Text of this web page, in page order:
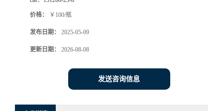
线
价格： ￥100/瓶
发布日期： 2025-05-09
更新日期： 2026-08-08
发送咨询信息